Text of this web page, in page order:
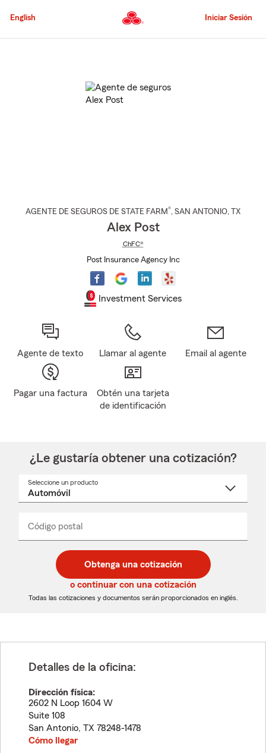
al
principal
English Iniciar Sesión
AGENTE DE SEGUROS DE STATE FARM®, SAN ANTONIO, TX
Alex Post
ChFC®
Post Insurance Agency Inc
Investment Services
Agente de texto Llamar al agente Email al agente
Pagar una factura
Obtén una tarjeta
de identificación
¿Le gustaría obtener una cotización?
Seleccione un producto
desplegable
Código postal
de
5
dígitos
de
5
dígitos
_____
Obtenga una cotización
o continuar con una cotización
Todas las cotizaciones y documentos serán proporcionados en inglés.
Detalles de la oficina:
Dirección física:
2602 N Loop 1604 W
Suite 108
San Antonio, TX 78248-1478
Cómo llegar